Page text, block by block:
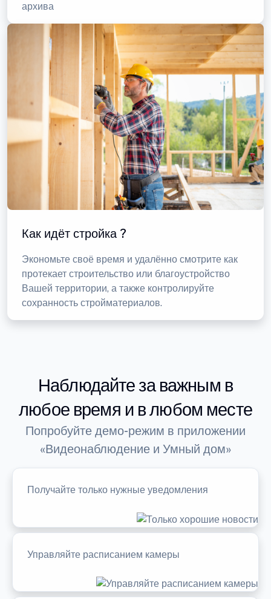
архива
Как идёт стройка ?
Экономьте своё время и удалённо смотрите как
протекает строительство или благоустройство
Вашей территории, а также контролируйте
сохранность стройматериалов.
Наблюдайте за важным в
любое время и в любом месте
Попробуйте демо-режим в приложении
«Видеонаблюдение и Умный дом»
Получайте только нужные уведомления
Управляйте расписанием камеры